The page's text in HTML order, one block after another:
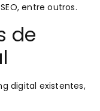
entre outros.
de
digital existentes,